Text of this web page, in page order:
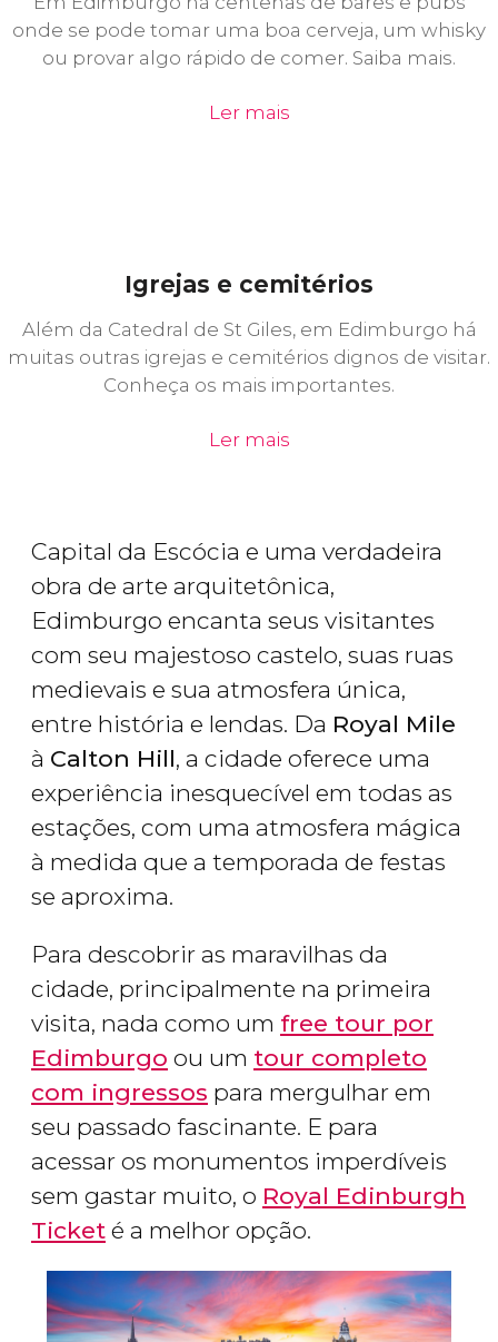
onde se pode tomar uma boa cerveja, um whisky
ou provar algo rápido de comer. Saiba mais.
Ler mais
Igrejas e cemitérios
Além da Catedral de St Giles, em Edimburgo há
muitas outras igrejas e cemitérios dignos de visitar.
Conheça os mais importantes.
Ler mais
Capital da Escócia e uma verdadeira
obra de arte arquitetônica,
Edimburgo encanta seus visitantes
com seu majestoso castelo, suas ruas
medievais e sua atmosfera única,
entre história e lendas. Da Royal Mile
à Calton Hill, a cidade oferece uma
experiência inesquecível em todas as
estações, com uma atmosfera mágica
à medida que a temporada de festas
se aproxima.
Para descobrir as maravilhas da
cidade, principalmente na primeira
visita, nada como um free tour por
Edimburgo ou um tour completo
com ingressos para mergulhar em
seu passado fascinante. E para
acessar os monumentos imperdíveis
sem gastar muito, o Royal Edinburgh
Ticket é a melhor opção.